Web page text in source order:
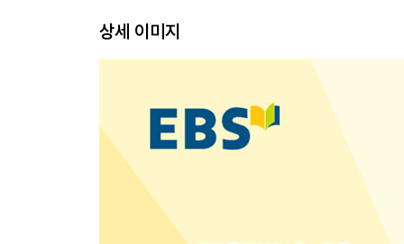
BOOK3 해설책
상세 이미지